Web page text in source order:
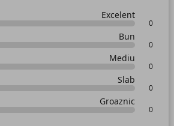
Excelent
0
Bun
0
Mediu
0
Slab
0
Groaznic
0